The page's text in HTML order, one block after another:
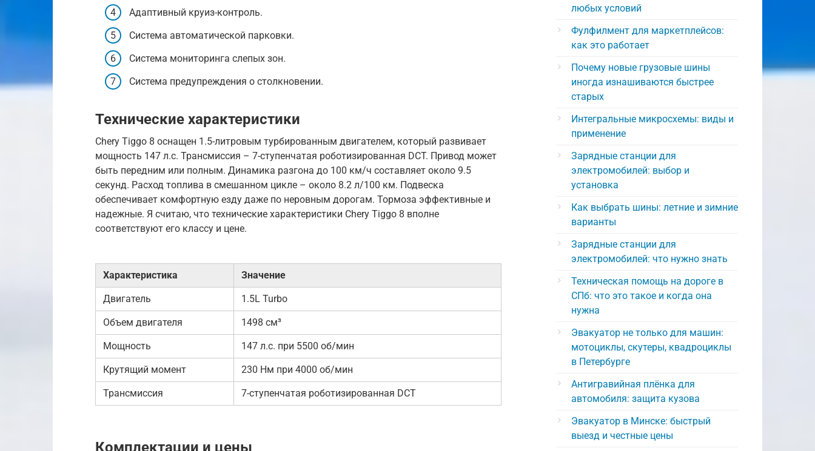
Адаптивный круиз-контроль.
Система автоматической парковки.
Система мониторинга слепых зон.
Система предупреждения о столкновении.
Технические характеристики
Chery Tiggo 8 оснащен 1.5-литровым турбированным двигателем, который развивает
мощность 147 л.с. Трансмиссия – 7-ступенчатая роботизированная DCT. Привод может
быть передним или полным. Динамика разгона до 100 км/ч составляет около 9.5
секунд. Расход топлива в смешанном цикле – около 8.2 л/100 км. Подвеска
обеспечивает комфортную езду даже по неровным дорогам. Тормоза эффективные и
надежные. Я считаю, что технические характеристики Chery Tiggo 8 вполне
соответствуют его классу и цене.
Характеристика Значение
Двигатель 1.5L Turbo
Объем двигателя 1498 см³
Мощность 147 л.с. при 5500 об/мин
Крутящий момент 230 Нм при 4000 об/мин
Трансмиссия 7-ступенчатая роботизированная DCT
Комплектации и цены
любых условий
Фулфилмент для маркетплейсов:
как это работает
Почему новые грузовые шины
иногда изнашиваются быстрее
старых
Интегральные микросхемы: виды и
применение
Зарядные станции для
электромобилей: выбор и
установка
Как выбрать шины: летние и зимние
варианты
Зарядные станции для
электромобилей: что нужно знать
Техническая помощь на дороге в
СПб: что это такое и когда она
нужна
Эвакуатор не только для машин:
мотоциклы, скутеры, квадроциклы
в Петербурге
Антигравийная плёнка для
автомобиля: защита кузова
Эвакуатор в Минске: быстрый
выезд и честные цены